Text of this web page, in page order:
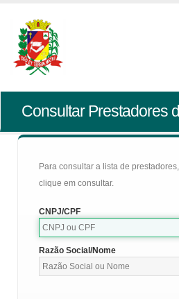
Consultar Prestadores
Para consultar a lista de
clique em consultar.
CNPJ/CPF
Razão Social/Nome